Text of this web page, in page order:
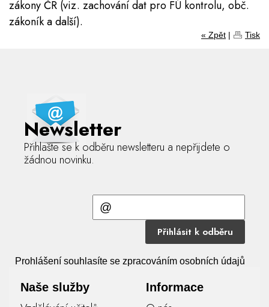
zákony ČR (viz. zachování dat pro FÚ kontrolu, obč.
zákoník a další).
« Zpět | Tisk
Newsletter
Přihlašte se k odběru newsletteru a nepřijdete o
žádnou novinku.
Přihlásit k odběru
Prohlášení souhlasíte se zpracováním osobních údajů
Naše služby Informace